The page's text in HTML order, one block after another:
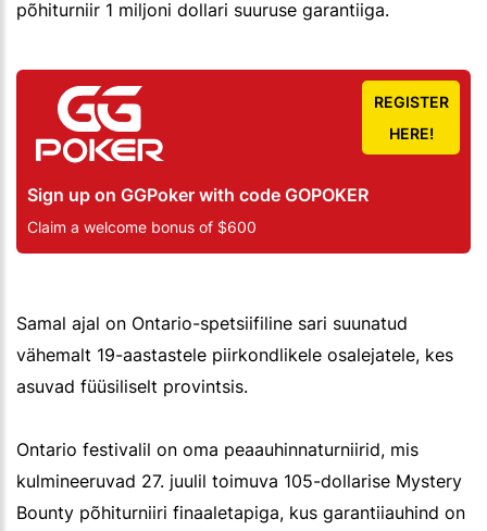
põhiturniir 1 miljoni dollari suuruse garantiiga.
Sign up on GGPoker with code GOPOKER
Claim a welcome bonus of $600
REGISTER
HERE!
Samal ajal on Ontario-spetsiifiline sari suunatud
vähemalt 19-aastastele piirkondlikele osalejatele, kes
asuvad füüsiliselt provintsis.
Ontario festivalil on oma peaauhinnaturniirid, mis
kulmineeruvad 27. juulil toimuva 105-dollarise Mystery
Bounty põhiturniiri finaaletapiga, kus garantiiauhind on